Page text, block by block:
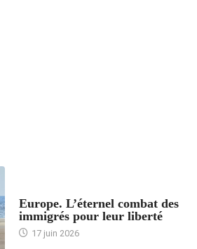
Europe. L’éternel combat des
immigrés pour leur liberté
17 juin 2026